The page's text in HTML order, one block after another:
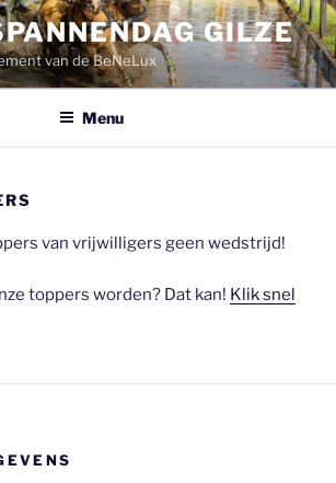
GILZE
van de BeNeLux
Menu
van vrijwilligers geen wedstrijd!
toppers worden? Dat kan! Klik snel